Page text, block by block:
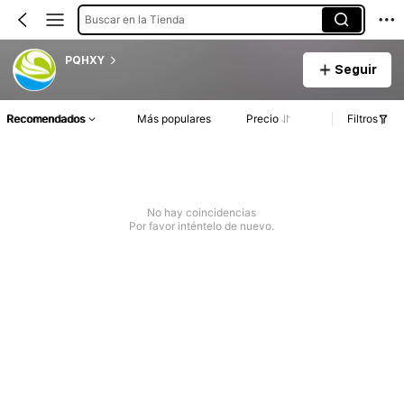
Buscar en la Tienda
PQHXY
Seguir
Recomendados Más populares Precio Filtros
No hay coincidencias
Por favor inténtelo de nuevo.